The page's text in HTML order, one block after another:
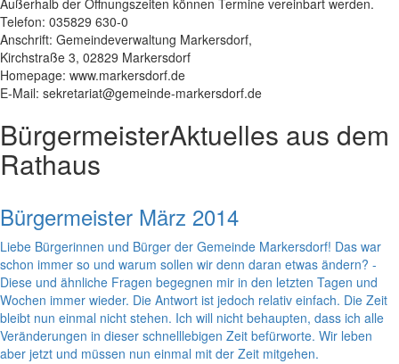
Außerhalb der Öffnungszeiten können Termine vereinbart werden.
Telefon: 035829 630-0
Anschrift: Gemeindeverwaltung Markersdorf,
Kirchstraße 3, 02829 Markersdorf
Homepage: www.markersdorf.de
E-Mail: sekretariat@gemeinde-markersdorf.de
BürgermeisterAktuelles aus dem
Rathaus
Bürgermeister März 2014
Liebe Bürgerinnen und Bürger der Gemeinde Markersdorf! Das war
schon immer so und warum sollen wir denn daran etwas ändern? -
Diese und ähnliche Fragen begegnen mir in den letzten Tagen und
Wochen immer wieder. Die Antwort ist jedoch relativ einfach. Die Zeit
bleibt nun einmal nicht stehen. Ich will nicht behaupten, dass ich alle
Veränderungen in dieser schnelllebigen Zeit befürworte. Wir leben
aber jetzt und müssen nun einmal mit der Zeit mitgehen.